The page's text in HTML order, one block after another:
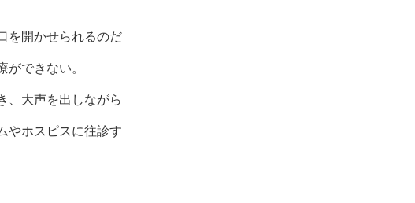
を開かせられるのだ
できない。
、大声を出しながら
やホスピスに往診す